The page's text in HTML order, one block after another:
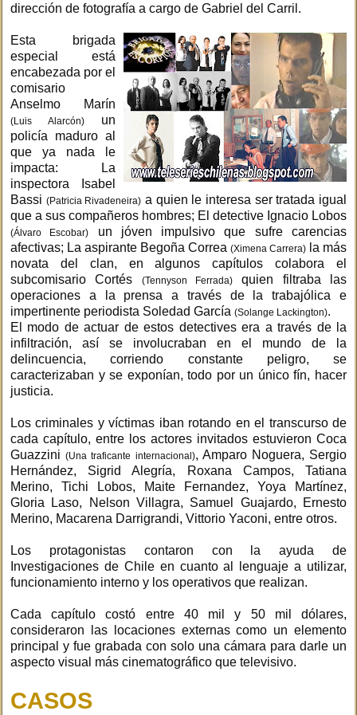
dirección de fotografía a cargo de Gabriel del Carril.
Esta brigada
especial está
encabezada por el
comisario
Anselmo Marín
(Luis Alarcón)un
policía maduro al
que ya nada le
impacta: La
inspectora Isabel
Bassi (Patricia Rivadeneira) a quien le interesa ser tratada igual
que a sus compañeros hombres; El detective Ignacio Lobos
(Álvaro Escobar)
un jóven impulsivo que sufre carencias
afectivas; La aspirante Begoña Correa (Ximena Carrera) la más
novata del clan, en algunos capítulos colabora el
subcomisario Cortés
(Tennyson Ferrada)
quien filtraba las
operaciones a la prensa a través de la trabajólica e
impertinente periodista Soledad García (Solange Lackington).
El modo de actuar de estos detectives era a través de la
infiltración, así se involucraban en el mundo de la
delincuencia, corriendo constante peligro, se
caracterizaban y se exponían, todo por un único fín, hacer
justicia.
Los criminales y víctimas iban rotando en el transcurso de
cada capítulo, entre los actores invitados estuvieron Coca
Guazzini(Una traficante internacional), Amparo Noguera, Sergio
Hernández, Sigrid Alegría, Roxana Campos, Tatiana
Merino, Tichi Lobos, Maite Fernandez, Yoya Martínez,
Gloria Laso, Nelson Villagra, Samuel Guajardo, Ernesto
Merino, Macarena Darrigrandi, Vittorio Yaconi, entre otros.
Los protagonistas contaron con la ayuda de
Investigaciones de Chile en cuanto al lenguaje a utilizar,
funcionamiento interno y los operativos que realizan.
Cada capítulo costó entre 40 mil y 50 mil dólares,
consideraron las locaciones externas como un elemento
principal y fue grabada con solo una cámara para darle un
aspecto visual más cinematográfico que televisivo.
CASOS